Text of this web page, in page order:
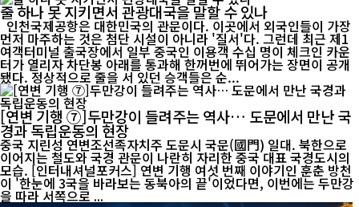
줄 하나 못 지키면서 관광대국을 말할 수 있나
인천국제공항은 대한민국의 관문이다. 이곳에서 외국인들이 가장
먼저 마주하는 것은 첨단 시설이 아니라 '질서'다. 그런데 최근 제1
여객터미널 출국장에서 일부 중국인 이용객 수십 명이 체크인 카운
터가 열리자 차단봉 아래를 통과해 한꺼번에 뛰어가는 장면이 공개
됐다. 정상적으로 줄을 서 있던 승객들은 순...
[연변 기행 ⑦]두만강이 들려주는 역사… 도문에서 만난 국
경과 독립운동의 현장
중국 지린성 연변조선족자치주 도문시 국문(國門) 일대. 북한으로
이어지는 철도와 국경 관문이 나란히 자리한 중국 대표 국경도시의
모습. [인터내셔널포커스] 연변 기행 여섯 번째 이야기인 훈춘 방천
이 '한눈에 3국을 바라보는 동북아의 끝'이었다면, 이번에는 두만강
을 따라 서쪽으로 ...